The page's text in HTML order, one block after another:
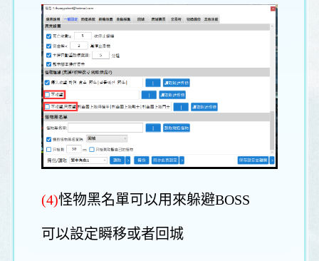
(4)怪物黑名單可以用來躲避BOSS
可以設定瞬移或者回城